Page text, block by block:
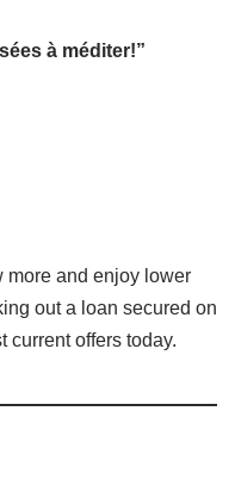
à méditer!”
more and enjoy lower
out a loan secured on
current offers today.